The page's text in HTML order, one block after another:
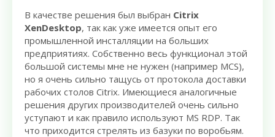
В качестве решения был выбран Citrix
XenDesktop, так как уже имеется опыт его
промышленной инсталляции на больших
предприятиях. Собственно весь функционал этой
большой системы мне не нужен (например MCS),
но я очень сильно тащусь от протокола доставки
рабочих столов Citrix. Имеющиеся аналогичные
решения других производителей очень сильно
уступают и как правило используют MS RDP. Так
что приходится стрелять из базуки по воробьям.